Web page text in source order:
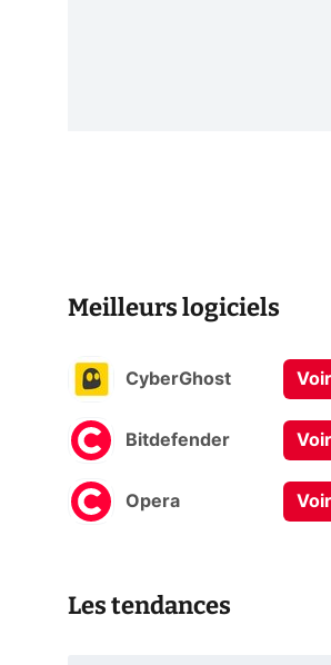
Meilleurs logiciels
CyberGhost
Bitdefender
Opera
Les tendances